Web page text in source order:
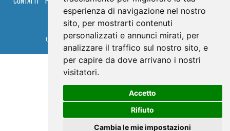
esperienza di navigazione nel nostro
sito, per mostrarti contenuti
personalizzati e annunci mirati, per
analizzare il traffico sul nostro sito, e
per capire da dove arrivano i nostri
visitatori.
Accetto
Rifiuto
Cambia le mie impostazioni
RGM HITRADIO
© TRG Media 2005-2026
Umbria Televisioni s.r.l. - P.I.00496230541 -www.trgmedia.it- Powered by